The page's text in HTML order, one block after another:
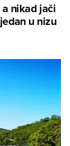
nikad jači
u nizu